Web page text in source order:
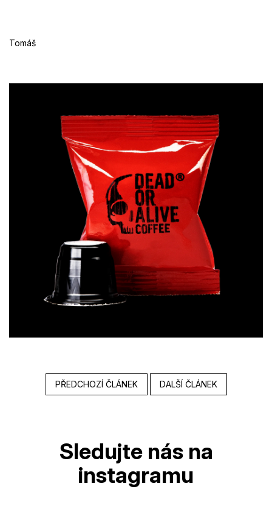
Tomáš
PŘEDCHOZÍ ČLÁNEK DALŠÍ ČLÁNEK